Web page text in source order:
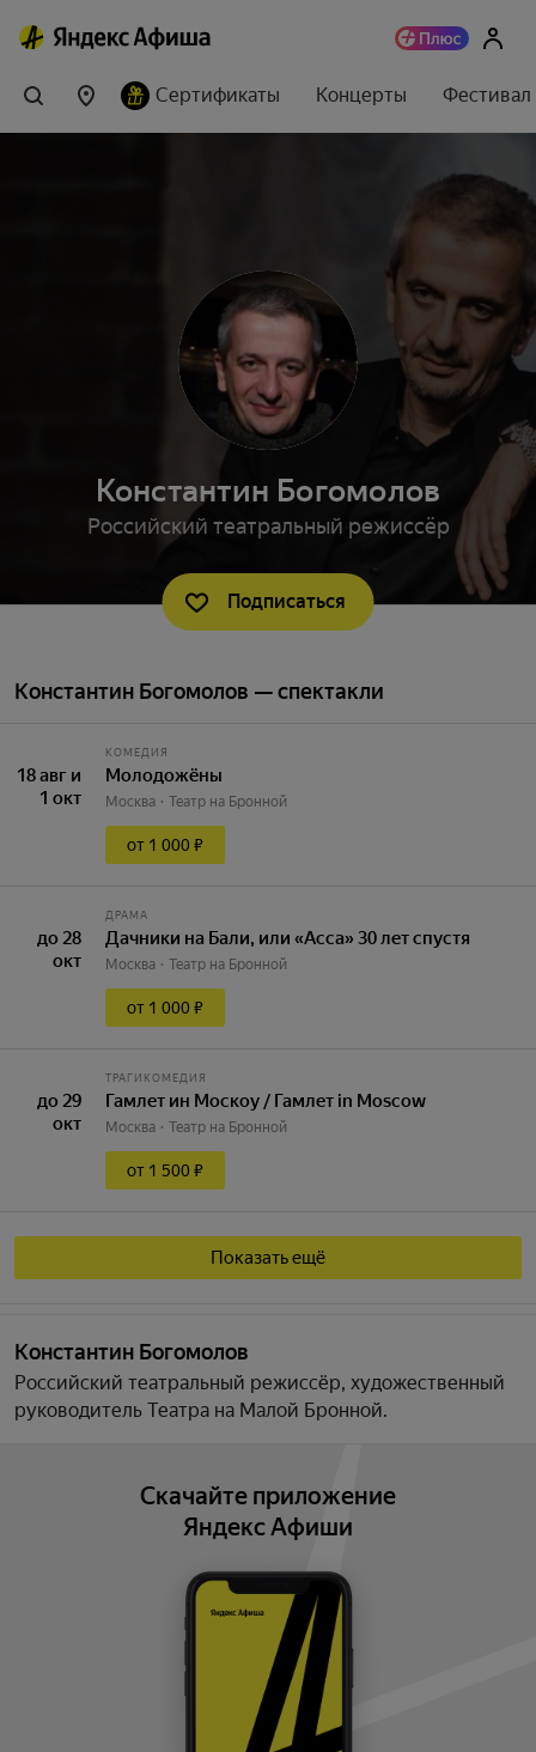
Сертификаты Концерты
Константин Богомолов
Российский театральный режиссёр
Подписаться
Константин Богомолов — спектакли
18 авг и
1 окт
КОМЕДИЯ
Молодожёны
Москва Театр на Бронной
от 1 000 ₽
до 28
окт
ДРАМА
Дачники на Бали, или «Асса» 30 лет спустя
Москва Театр на Бронной
от 1 000 ₽
до 29
окт
ТРАГИКОМЕДИЯ
Гамлет ин Москоу / Гамлет in Moscow
Москва Театр на Бронной
от 1 500 ₽
Показать ещё
Константин Богомолов
Российский театральный режиссёр, художественный
руководитель Театра на Малой Бронной.
Скачайте приложение
Яндекс Афиши